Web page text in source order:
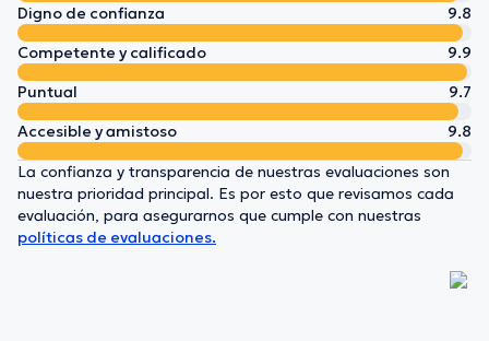
Digno de confianza
9.8
Competente y calificado
9.9
Puntual
9.7
Accesible y amistoso
9.8
La confianza y transparencia de nuestras evaluaciones son
nuestra prioridad principal. Es por esto que revisamos cada
evaluación, para asegurarnos que cumple con nuestras
políticas de evaluaciones.